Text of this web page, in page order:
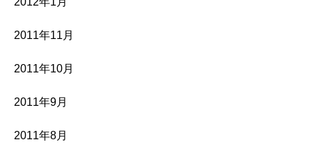
2011年11月
2011年10月
2011年9月
2011年8月